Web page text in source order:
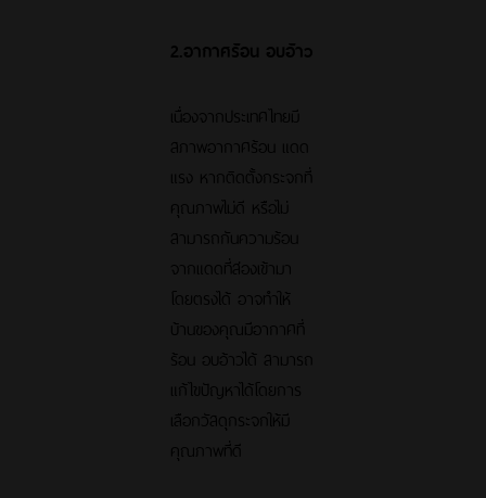
2.อากาศร้อน อบอ้าว
เนื่องจากประเทศไทยมี
สภาพอากาศร้อน แดด
แรง หากติดตั้งกระจกที่
คุณภาพไม่ดี หรือไม่
สามารถกันความร้อน
จากแดดที่ส่องเข้ามา
โดยตรงได้ อาจทำให้
บ้านของคุณมีอากาศที่
ร้อน อบอ้าวได้ สามารถ
แก้ไขปัญหาได้โดยการ
เลือกวัสดุกระจกให้มี
คุณภาพที่ดี